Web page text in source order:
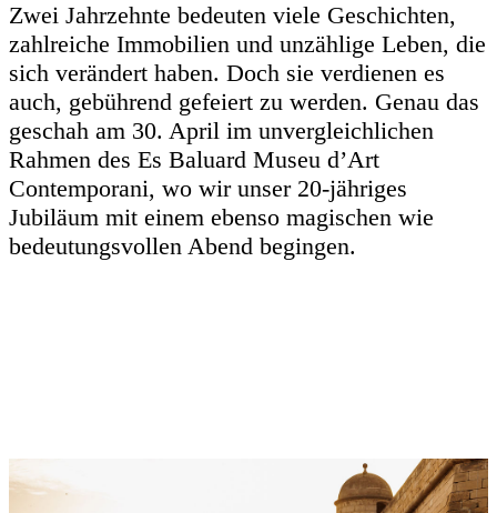
Zwei Jahrzehnte bedeuten viele Geschichten,
zahlreiche Immobilien und unzählige Leben, die
sich verändert haben. Doch sie verdienen es
auch, gebührend gefeiert zu werden. Genau das
geschah am 30. April im unvergleichlichen
Rahmen des Es Baluard Museu d’Art
Contemporani, wo wir unser 20-jähriges
Jubiläum mit einem ebenso magischen wie
bedeutungsvollen Abend begingen.